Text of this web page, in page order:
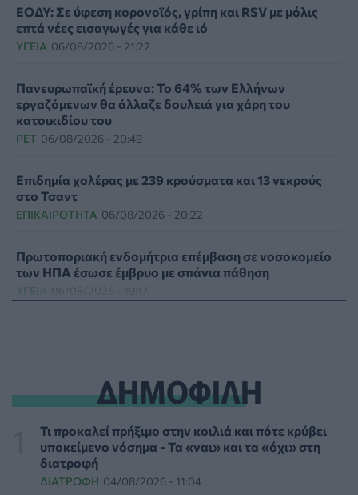
ΕΟΔΥ: Σε ύφεση κορονοϊός, γρίπη και RSV με μόλις
επτά νέες εισαγωγές για κάθε ιό
ΥΓΕΊΑ 06/08/2026 - 21:22
Πανευρωπαϊκή έρευνα: Το 64% των Ελλήνων
εργαζόμενων θα άλλαζε δουλειά για χάρη του
κατοικιδίου του
PET 06/08/2026 - 20:49
Επιδημία χολέρας με 239 κρούσματα και 13 νεκρούς
στο Τσαντ
ΕΠΙΚΑΙΡΌΤΗΤΑ 06/08/2026 - 20:22
Πρωτοποριακή ενδομήτρια επέμβαση σε νοσοκομείο
των ΗΠΑ έσωσε έμβρυο με σπάνια πάθηση
ΥΓΕΊΑ 06/08/2026 - 19:17
Διαβητική αμφιβληστροειδοπάθεια: «Σιωπηλός»
κίνδυνος για την όραση των ασθενών
HEALTH TALK 06/08/2026 - 17:34
Γιατί οι γιατροί διστάζουν να γράψουν ορμονική
ΔΗΜΟΦΙΛΗ
Τι προκαλεί πρήξιμο στην κοιλιά και πότε κρύβει
υποκείμενο νόσημα - Τα «ναι» και τα «όχι» στη
διατροφή
ΔΙΑΤΡΟΦΉ 04/08/2026 - 11:04